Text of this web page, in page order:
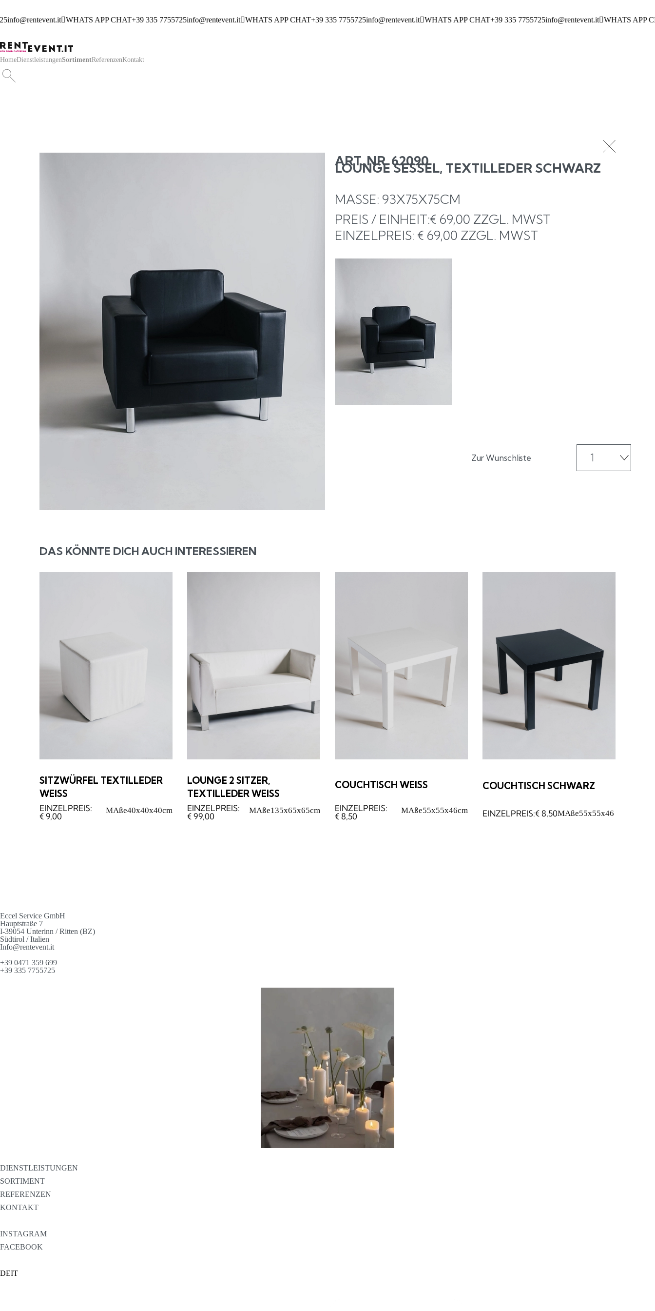
info@rentevent.it WHATS APP CHAT+39 335 7755725info@rentevent.it WHATS APP CHAT+39 335 7755725info@rentevent.it WHATS APP CHAT+39 335 7755725info@rentevent.it WHATS APP
HomeDienstleistungenSortimentReferenzenKontakt
ART. NR. 62090
LOUNGE SESSEL, TEXTILLEDER SCHWARZ
MASSE: 93X75X75CM
PREIS / EINHEIT:€ 69,00 ZZGL. MWST
EINZELPREIS: € 69,00 ZZGL. MWST
Zur Wunschliste
DAS KÖNNTE DICH AUCH INTERESSIEREN
SITZWÜRFEL TEXTILLEDER
WEISS
€9,00
MAße40x40x40cm
LOUNGE 2 SITZER,
TEXTILLEDER WEISS
€99,00
MAße135x65x65cm
COUCHTISCH WEISS
€8,50
MAße55x55x46cm
COUCHTISCH SCHWARZ
€ 8,50MAße55x55x46
Eccel Service GmbH
Hauptstraße 7
I-39054 Unterinn / Ritten (BZ)
Südtirol / Italien
Info@rentevent.it
+39 0471 359 699
+39 335 7755725
DIENSTLEISTUNGEN
SORTIMENT
REFERENZEN
KONTAKT
INSTAGRAM
FACEBOOK
DEIT